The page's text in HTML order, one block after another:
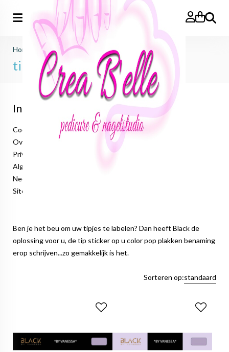
Zoeken
Home tip labels
tip labels
Informatie
Cookieverklaring
Over ons
Privacyverklaring
Algemene voorwaarden
Neem contact op
Sitemap
Ben je het beu om uw tipjes te labelen? Dan heeft Black de
oplossing voor u, de tip sticker op u color pop plakken benaming
erop schrijven...zo gemakkelijk is het.
Sorteren op:standaard